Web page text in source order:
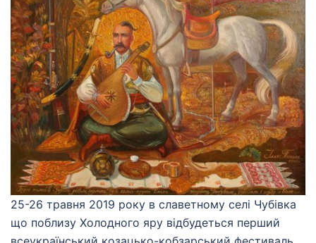
25-26 травня 2019 року в славетному селі Чубівка
що поблизу Холодного яру відбудеться перший